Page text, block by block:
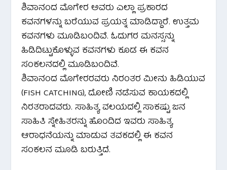
ಶಿವಾನಂದ ಮೊಗೇರ ಅವರು ಎಲ್ಲಾ ಪ್ರಕಾರದ
ಕವನಗಳನ್ನು ಬರೆಯುವ ಪ್ರಯತ್ನ ಮಾಡಿದ್ದಾರೆ. ಉತ್ತಮ
ಕವನಗಳು ಮೂಡಿಬಂದಿವೆ. ಓದುಗರ ಮನಸ್ಸನ್ನು
ಹಿಡಿದಿಟ್ಟುಕೊಳ್ಳುವ ಕವನಗಳು ಕೂಡ ಈ ಕವನ
ಸಂಕಲನದಲ್ಲಿ ಮೂಡಿಬಂದಿವೆ.
ಶಿವಾನಂದ ಮೊಗೇರರವರು ನಿರಂತರ ಮೀನು ಹಿಡಿಯುವ
(FISH CATCHING), ದೋಣಿ ನಡೆಸುವ ಕಾಯಕದಲ್ಲಿ
ನಿರತರಾದವರು. ಸಾಹಿತ್ಯ ವಲಯದಲ್ಲಿ ಸಾಕಷ್ಟು ಜನ
ಸಾಹಿತಿ ಸ್ನೇಹಿತರನ್ನು ಹೊಂದಿದ ಇವರು ಸಾಹಿತ್ಯ
ಆರಾಧನೆಯನ್ನು ಮಾಡುವ ತವಕದಲ್ಲಿ ಈ ಕವನ
ಸಂಕಲನ ಮೂಡಿ ಬರುತ್ತಿದೆ.